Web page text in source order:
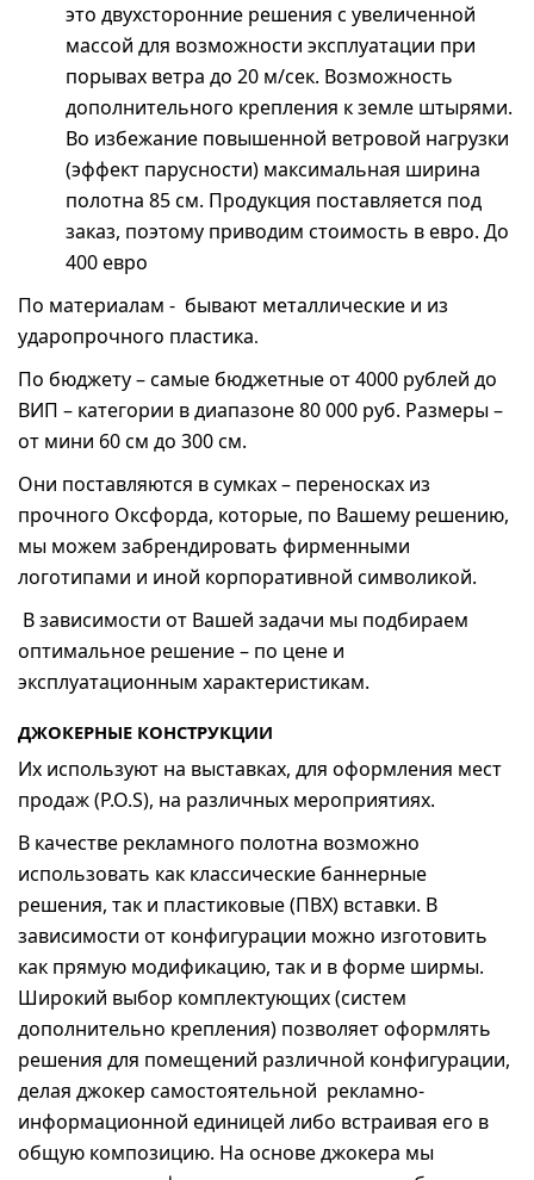
это двухсторонние решения с увеличенной
массой для возможности эксплуатации при
порывах ветра до 20 м/сек. Возможность
дополнительного крепления к земле штырями.
Во избежание повышенной ветровой нагрузки
(эффект парусности) максимальная ширина
полотна 85 см. Продукция поставляется под
заказ, поэтому приводим стоимость в евро. До
400 евро
По материалам - бывают металлические и из
ударопрочного пластика.
По бюджету – самые бюджетные от 4000 рублей до
ВИП – категории в диапазоне 80 000 руб. Размеры –
от мини 60 см до 300 см.
Они поставляются в сумках – переносках из
прочного Оксфорда, которые, по Вашему решению,
мы можем забрендировать фирменными
логотипами и иной корпоративной символикой.
В зависимости от Вашей задачи мы подбираем
оптимальное решение – по цене и
эксплуатационным характеристикам.
ДЖОКЕРНЫЕ КОНСТРУКЦИИ
Их используют на выставках, для оформления мест
продаж (P.O.S), на различных мероприятиях.
В качестве рекламного полотна возможно
использовать как классические баннерные
решения, так и пластиковые (ПВХ) вставки. В
зависимости от конфигурации можно изготовить
как прямую модификацию, так и в форме ширмы.
Широкий выбор комплектующих (систем
дополнительно крепления) позволяет оформлять
решения для помещений различной конфигурации,
делая джокер самостоятельной рекламно-
информационной единицей либо встраивая его в
общую композицию. На основе джокера мы